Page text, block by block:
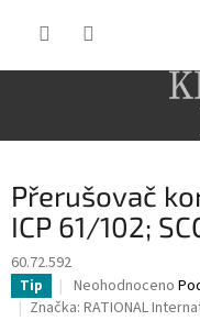
Přerušovač
ICP 61/102;
60.72.592
Tip
Průměrné
hodnocení
Neohodnoceno
Značka: RATIONAL